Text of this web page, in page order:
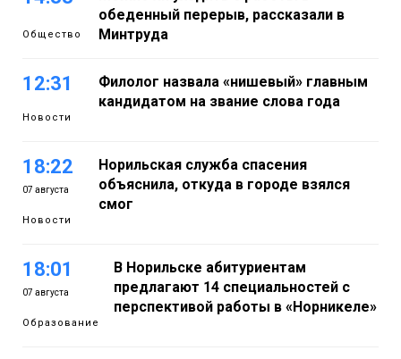
Общество
обеденный перерыв, рассказали в
Минтруда
12:31
Новости
Филолог назвала «нишевый» главным
кандидатом на звание слова года
18:22
07 августа
Новости
Норильская служба спасения
объяснила, откуда в городе взялся
смог
18:01
07 августа
Образование
В Норильске абитуриентам
предлагают 14 специальностей с
перспективой работы в «Норникеле»